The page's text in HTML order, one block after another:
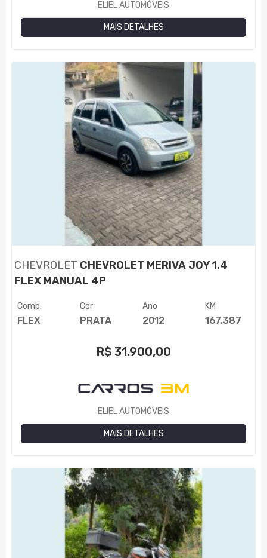
ELIEL AUTOMÓVEIS
MAIS DETALHES
CHEVROLET CHEVROLET MERIVA JOY 1.4
FLEX MANUAL 4P
Comb.
FLEX
Cor
PRATA
Ano
2012
KM
167.387
R$ 31.900,00
ELIEL AUTOMÓVEIS
MAIS DETALHES